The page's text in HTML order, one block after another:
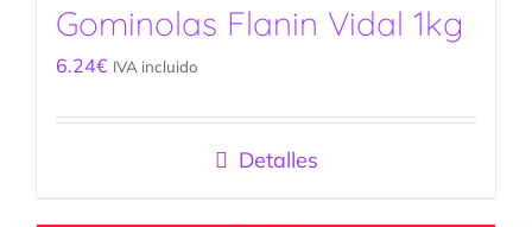
Gominolas Flanin Vidal 1kg
6.24€ IVA incluido
Detalles